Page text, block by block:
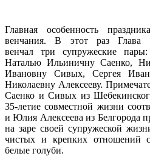
Главная особенность
венчания. В этот раз Глава
венчал три супружеские
Наталью Ильиничну Саенко,
Ивановну Сивых, Сергея
Николаевну Алексееву.
Саенко и Сивых из
35-летие совместной жизни
и Юлия Алексеева из Белгорода
на заре своей супружеской
чистых и крепких отношений
белые голуби.